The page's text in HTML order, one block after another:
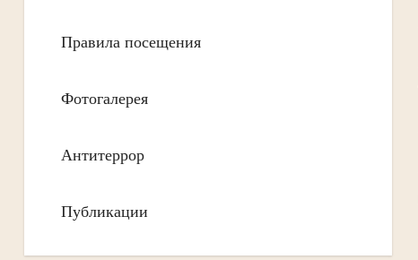
Правила посещения
Фотогалерея
Антитеррор
Публикации